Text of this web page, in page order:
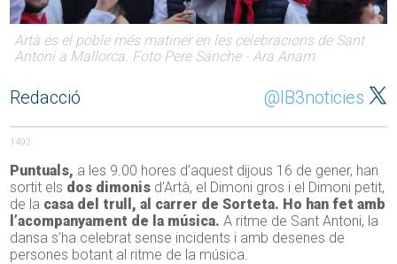
Artà és el poble més matiner en les celebracions de Sant
Antoni a Mallorca. Foto Pere Sánche - Ara Anam
Redacció @IB3noticies
1492
Puntuals, a les 9.00 hores d’aquest dijous 16 de gener, han
sortit els dos dimonis d’Artà, el Dimoni gros i el Dimoni petit,
de la casa del trull, al carrer de Sorteta. Ho han fet amb
l’acompanyament de la música.A ritme de Sant Antoni, la
dansa s’ha celebrat sense incidents i amb desenes de
persones botant al ritme de la música.